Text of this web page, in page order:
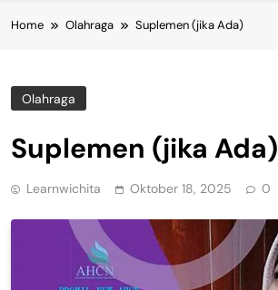
Home Olahraga Suplemen (jika Ada)
Olahraga
Suplemen (jika Ada)
Learnwichita Oktober 18, 2025 0